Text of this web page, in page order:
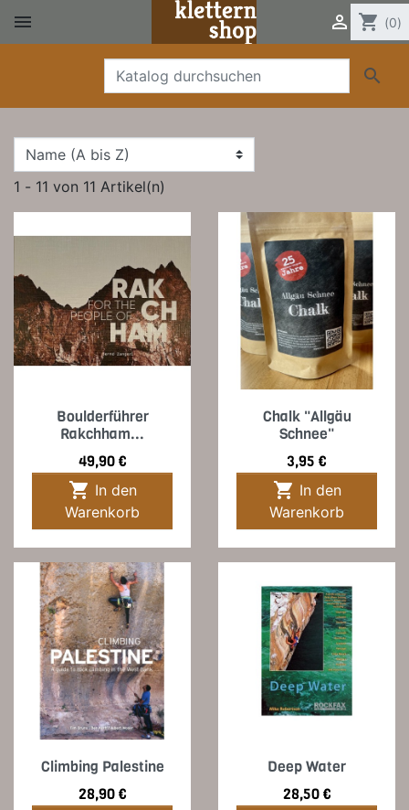
  shopping_cart (0)

1 - 11 von 11 Artikel(n)
Boulderführer
Rakchham...
Preis
49,90 €

Warenkorb
Chalk "Allgäu
Schnee"
Preis
3,95 €

Warenkorb
Climbing Palestine
Preis
28,90 €
Deep Water
Preis
28,50 €